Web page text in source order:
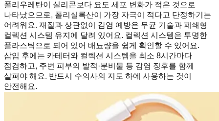
폴리우레탄이 실리콘보다 요도 세포 변화가 적은 것으로
나타났으므로, 폴리실록산이 가장 자극이 적다고 단정하기는
어려워요. 재질과 상관없이 감염 예방은 무균 기술과 폐쇄형
컬렉션 시스템 유지에 달려 있어요. 컬렉션 시스템은 투명한
플라스틱으로 되어 있어 배뇨량을 쉽게 확인할 수 있어요.
삽입 후에는 카테터와 컬렉션 시스템을 최소 8시간마다
점검하고, 주변 피부의 발적·분비물 등 감염 징후를 함께
살펴야 해요. 반드시 수의사의 지도 하에 사용하는 것이
안전해요.